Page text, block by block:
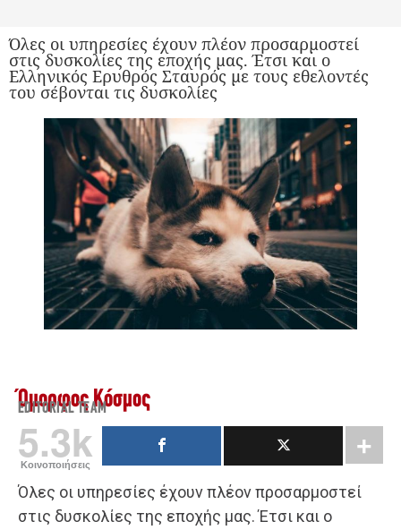
Όλες οι υπηρεσίες έχουν πλέον προσαρμοστεί
στις δυσκολίες της εποχής μας. Έτσι και ο
Ελληνικός Ερυθρός Σταυρός με τους εθελοντές
του σέβονται τις δυσκολίες
Όμορφος Κόσμος
EDITORIAL TEAM
5.3k
Κοινοποιήσεις
Όλες οι υπηρεσίες έχουν πλέον προσαρμοστεί
στις δυσκολίες της εποχής μας. Έτσι και ο